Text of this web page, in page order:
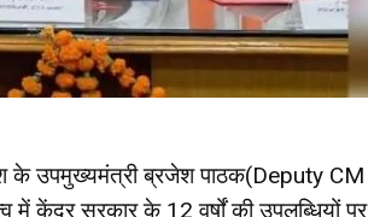
के उपमुख्यमंत्री ब्रजेश पाठक(Deputy CM
केंद्र सरकार के 12 वर्षों की उपलब्धियों पर